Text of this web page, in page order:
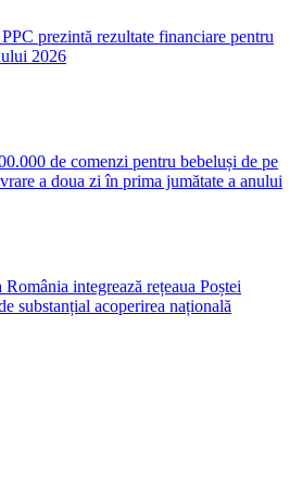
prezintă rezultate financiare pentru
2026
de comenzi pentru bebeluși de pe
a doua zi în prima jumătate a anului
România integrează rețeaua Poștei
substanțial acoperirea națională